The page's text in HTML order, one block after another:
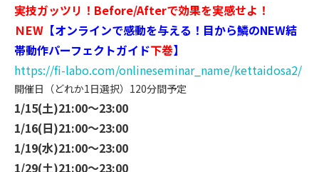
実技ガッツリ！Before/Afterで効果を実感せよ！
ＮEW 【オンラインで感動を与える！ 目から鱗のNEW結
帯動作パーフェクトガイド下巻】
https://fi-labo.com/onlineseminar_name/kettaidosa2/
開催日（どれか1日選択）120分間予定
1/15(土)21:00～23:00
1/16(日)21:00～23:00
1/19(水)21:00～23:00
1/29(土)21:00～23:00